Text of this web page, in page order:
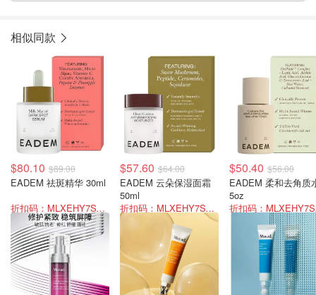
相似同款
$80.10 $89.00
EADEM 祛斑精华 30ml
折扣码：MLXEHY7SVFBW
$57.60 $64.00
EADEM 云朵保湿面霜
50ml
折扣码：MLXEHY7SVFBW
$50.40 $56.00
EADEM 柔和去角质
5oz
折